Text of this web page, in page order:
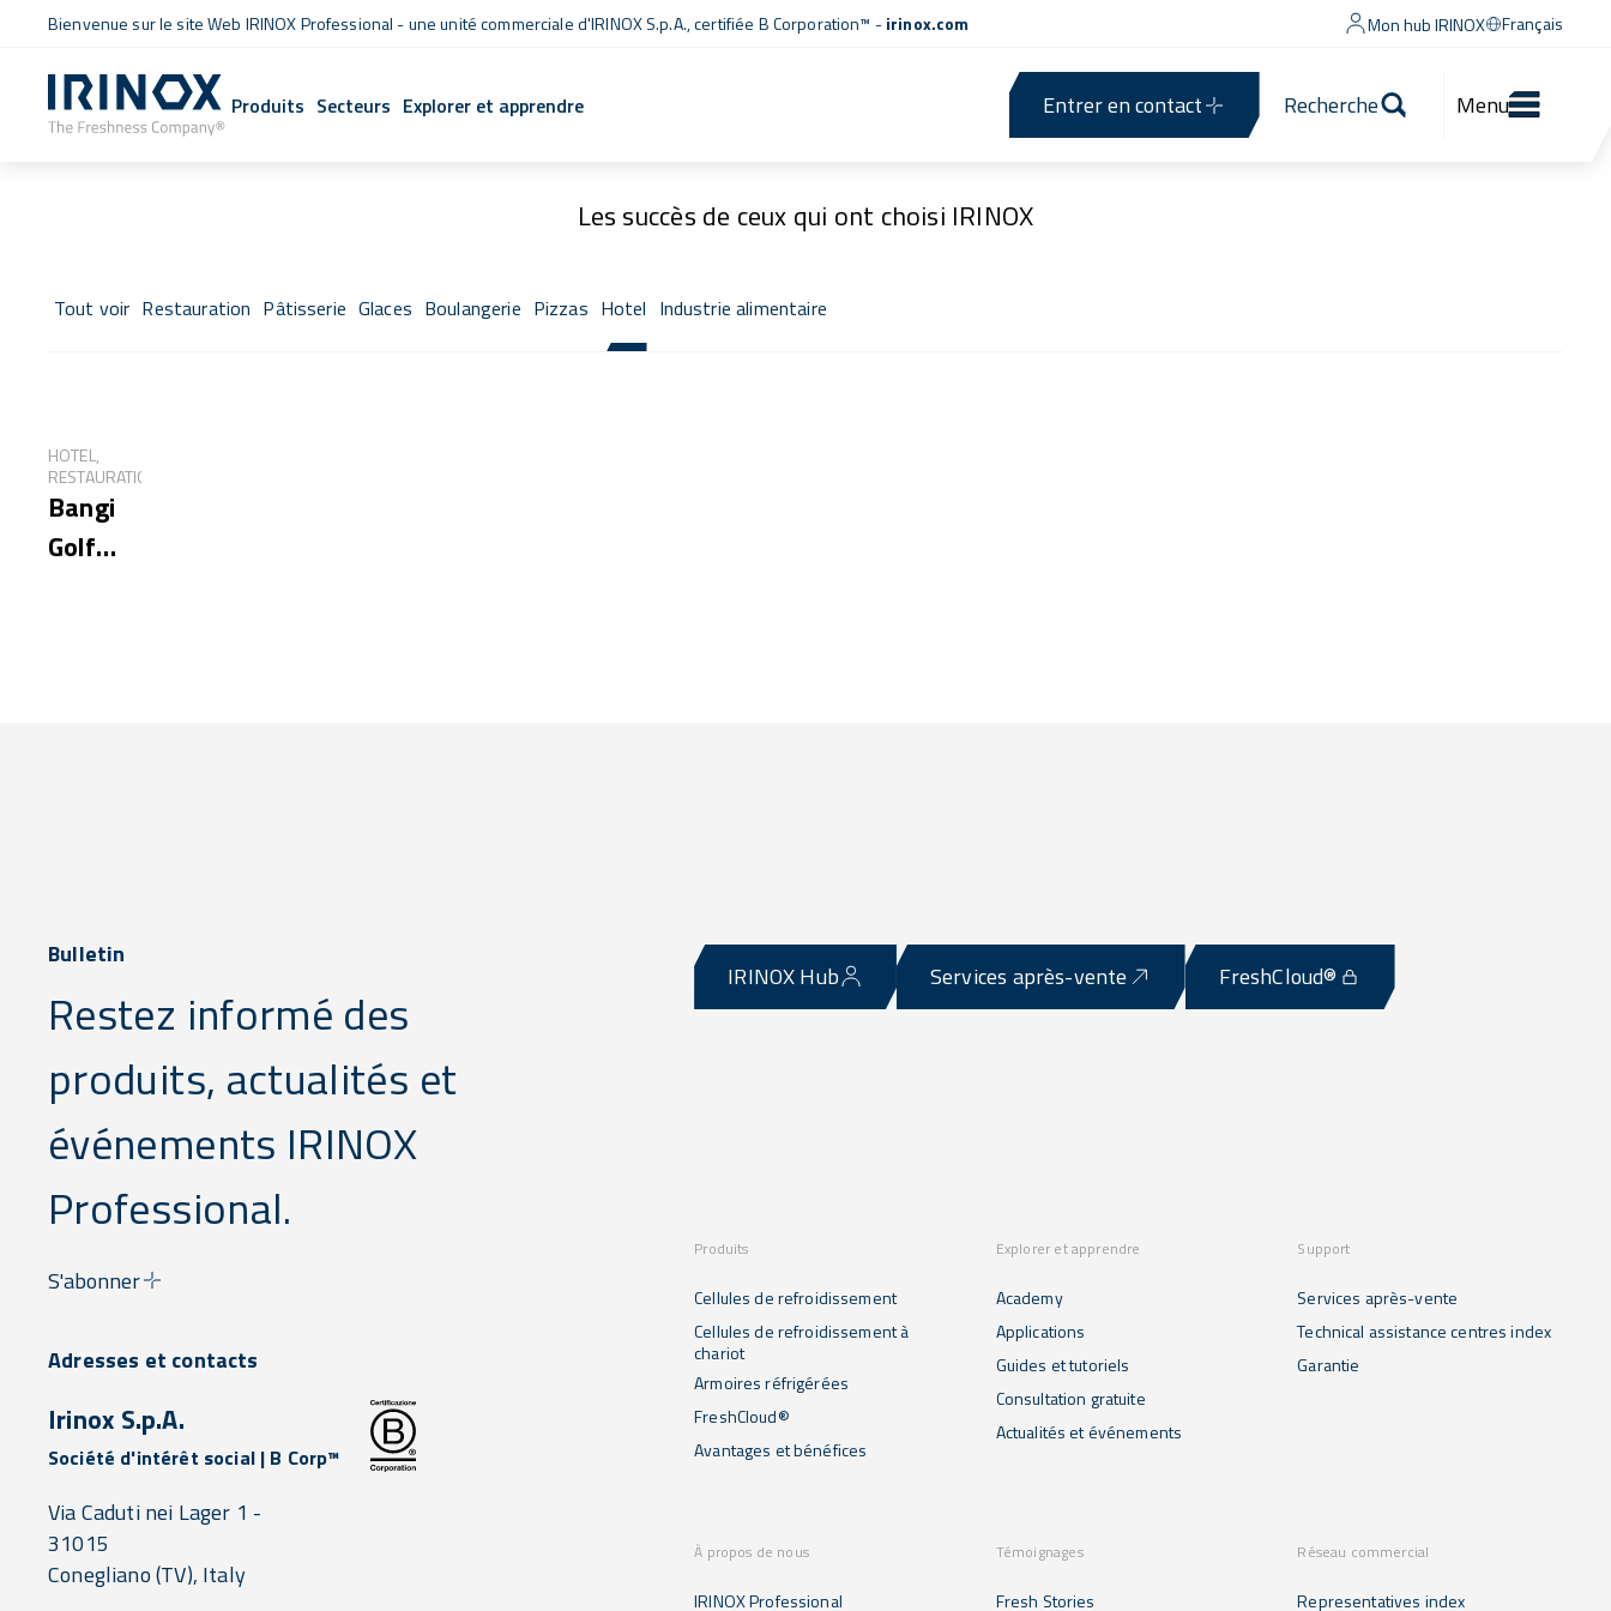
Bienvenue sur le site Web IRINOX Professional - une unité commerciale d'IRINOX S.p.A.,certifiée B Corporation™ -irinox.com Mon hub IRINOX Français
Produits Secteurs Explorer et apprendre Entrer en contact Recherche Menu
Les succès de ceux qui ont choisi IRINOX
Tout voir Restauration Pâtisserie Glaces Boulangerie Pizzas Hotel Industrie alimentaire
HOTEL,
RESTAURATION
Bangi
Golf
Bulletin
Restez informé des
produits, actualités et
événements IRINOX
Professional.
S'abonner
IRINOX Hub Services après-vente FreshCloud®
Produits
Cellules de refroidissement
Cellules de refroidissement à
chariot
Armoires réfrigérées
FreshCloud®
Avantages et bénéfices
Explorer et apprendre
Academy
Applications
Guides et tutoriels
Consultation gratuite
Actualités et événements
Support
Services après-vente
Technical assistance centres index
Garantie
À propos de nous
IRINOX Professional
Témoignages
Fresh Stories
Réseau commercial
Representatives index
Adresses et contacts
Irinox S.p.A.
Société d'intérêt social | B Corp™
Via Caduti nei Lager 1 -
31015
Conegliano(TV), Italy